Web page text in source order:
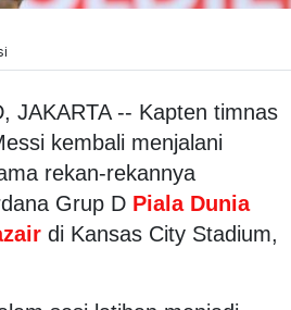
JAKARTA -- Kapten timnas
kembali menjalani
rekan-rekannya
Grup D Piala Dunia
di Kansas City Stadium,